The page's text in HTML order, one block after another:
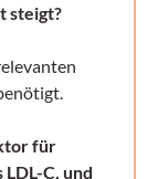
steigt?
für
C, und